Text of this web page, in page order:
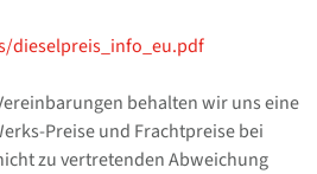
dieselpreis_info_eu.pdf
behalten wir uns eine
Preise und Frachtpreise bei
zu vertretenden Abweichung